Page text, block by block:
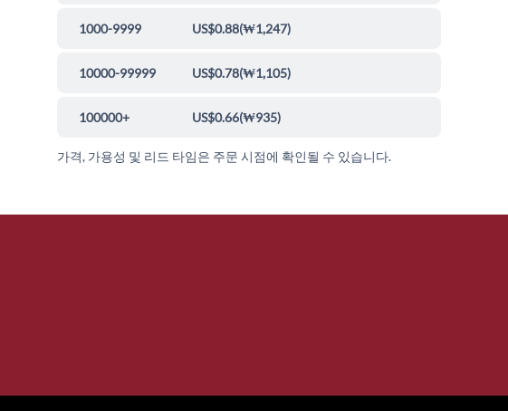
1000-9999 US$0.88(₩1,247)
10000-99999 US$0.78(₩1,105)
100000+ US$0.66(₩935)
가격, 가용성 및 리드 타임은 주문 시점에 확인될 수 있습니다.